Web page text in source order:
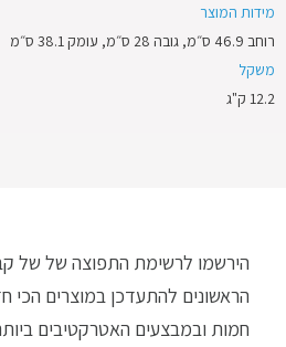
מידות המוצר
רוחב 46.9 ס״מ, גובה 28 ס״מ, עומק 38.1 ס״מ
משקל
12.2 ק"ג
הירשמו לרשימת התפוצה של של
הראשונים להתעדכן במוצרים הכי
חמות ובמבצעים האטרקטיבים